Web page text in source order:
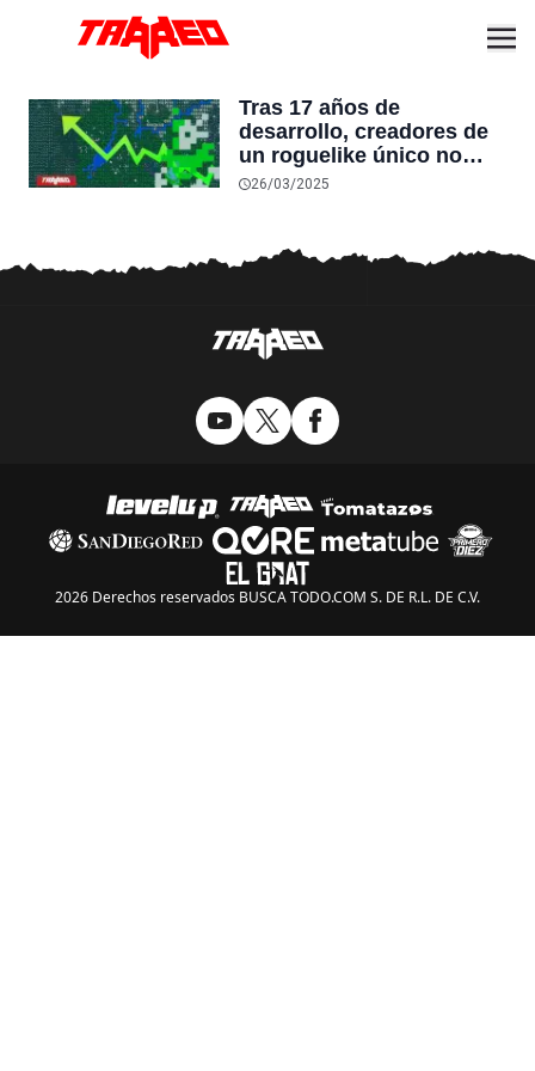
Tras 17 años de
desarrollo, creadores de
un roguelike único no
pueden creer su éxito:
que las que caben en un
26/03/2025
2026 Derechos reservados BUSCA TODO.COM S. DE R.L. DE C.V.